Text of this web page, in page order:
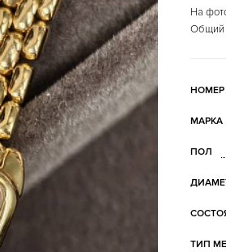
На
Общий
НОМЕР
МАРКА
ПОЛ
ТИП